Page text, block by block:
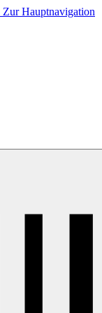
Zur Hauptnavigation